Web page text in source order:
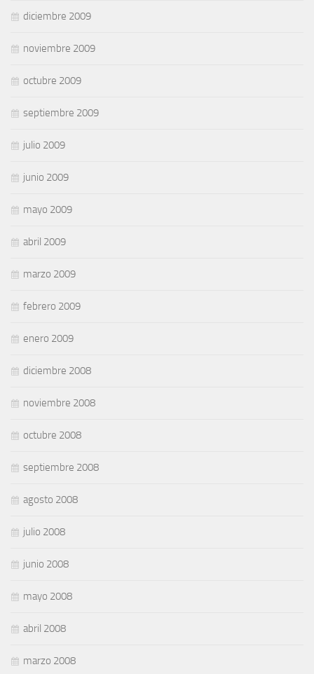
diciembre 2009
noviembre 2009
octubre 2009
septiembre 2009
julio 2009
junio 2009
mayo 2009
abril 2009
marzo 2009
febrero 2009
enero 2009
diciembre 2008
noviembre 2008
octubre 2008
septiembre 2008
agosto 2008
julio 2008
junio 2008
mayo 2008
abril 2008
marzo 2008